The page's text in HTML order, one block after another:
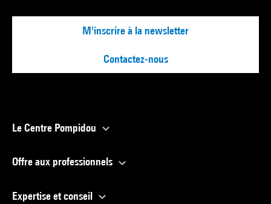
M'inscrire à la newsletter
Contactez-nous
Le Centre Pompidou
Offre aux professionnels
Expertise et conseil